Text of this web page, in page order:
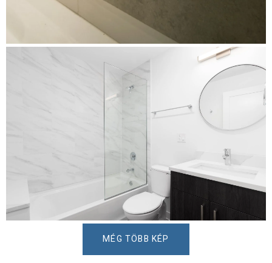
MÉG TÖBB KÉP